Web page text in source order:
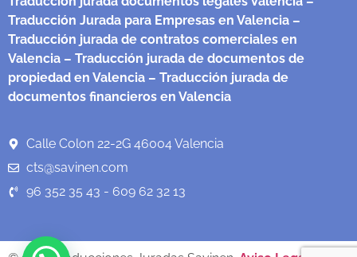
Traducción Jurada para Empresas en Valencia –
Traducción jurada de contratos comerciales en
Valencia – Traducción jurada de documentos de
propiedad en Valencia – Traducción jurada de
documentos financieros en Valencia
Calle Colon 22-2G 46004 Valencia
cts@savinen.com
96 352 35 43 - 609 62 32 13